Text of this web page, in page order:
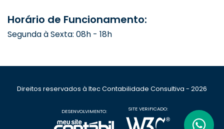
Horário de Funcionamento:
Segunda à Sexta: 08h - 18h
Direitos reservados à Itec Contabilidade Consultiva - 2026
DESENVOLVIMENTO: SITE VERIFICADO: